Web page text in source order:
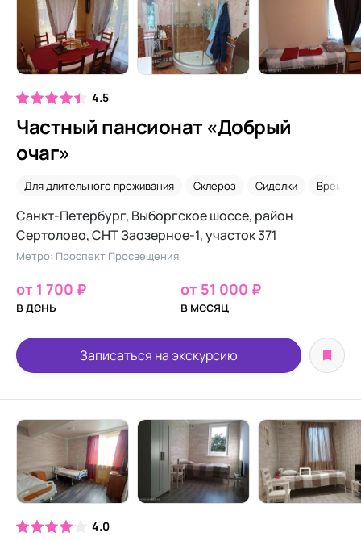
4.5
Частный пансионат «Добрый
очаг»
Для длительного проживания Склероз Сиделки
Санкт-Петербург, Выборгское шоссе, район
Сертолово, СНТ Заозерное-1, участок 371
Метро: Проспект Просвещения
от 1 700 ₽
в день
от 51 000 ₽
в месяц
Записаться на экскурсию
4.0